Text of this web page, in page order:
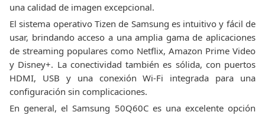
una calidad de imagen excepcional.
El sistema operativo Tizen de Samsung es intuitivo y fácil de
usar, brindando acceso a una amplia gama de aplicaciones
de streaming populares como Netflix, Amazon Prime Video
y Disney+. La conectividad también es sólida, con puertos
HDMI, USB y una conexión Wi-Fi integrada para una
configuración sin complicaciones.
En general, el Samsung 50Q60C es una excelente opción